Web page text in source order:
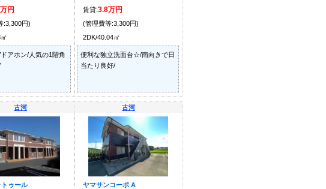
円
:3,300円)
アホン/人気の1階角
賃貸:3.8万円
(管理費等:3,300円)
2DK/40.04㎡
便利な独立洗面台☆/南向きで日
当たり良好/
古河
トゥール
古河
ヤマサンコーポ A